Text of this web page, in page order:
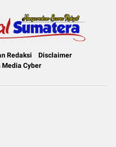
Redaksi
Disclaimer
Media Cyber